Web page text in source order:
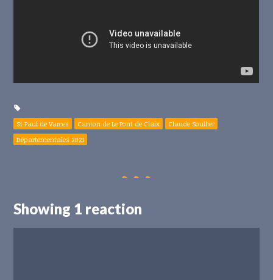
St Paul de Varces Canton de Le Pont de Claix
Claude Soullier
Départementales 2021
Showing 1 reaction